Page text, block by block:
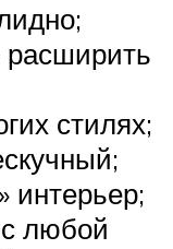
расширить
стилях;
интерьер;
любой